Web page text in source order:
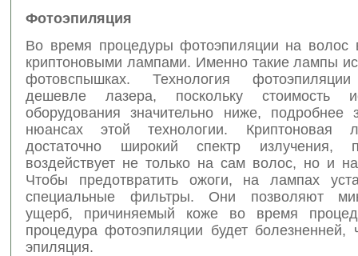
Фотоэпиляция
Во время процедуры фотоэпиляции на волос
криптоновыми лампами. Именно такие лампы
фотовспышках. Технология фотоэпиляции
дешевле лазера, поскольку стоимость
оборудования значительно ниже, подробнее
нюансах этой технологии. Криптоновая
достаточно широкий спектр излучения,
воздействует не только на сам волос, но и
Чтобы предотвратить ожоги, на лампах
специальные фильтры. Они позволяют
ущерб, причиняемый коже во время
процедура фотоэпиляции будет болезненней,
эпиляция.